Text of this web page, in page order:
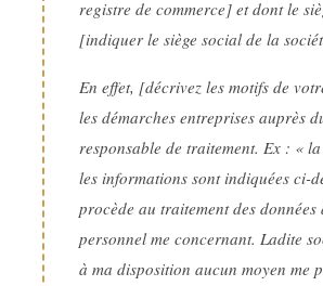
registre de commerce] et dont le
[indiquer le siège social de la
En effet, [décrivez les motifs de
les démarches entreprises auprès
responsable de traitement. Ex : «
les informations sont indiquées ci-
procède au traitement des données
personnel me concernant. Ladite
à ma disposition aucun moyen me